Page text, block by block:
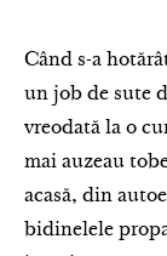
Când s-a
un job de sute
vreodată la o
mai auzeau
acasă, din
bidinelele